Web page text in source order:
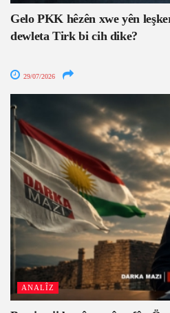
Gelo PKK hêzên xwe yên
dewleta Tirk bi cih dike?
29/07/2026
ANALÎZ